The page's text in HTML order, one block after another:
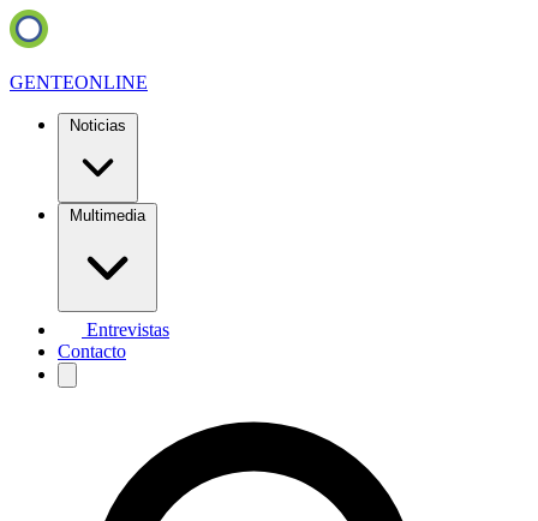
GENTEONLINE
Noticias
Multimedia
Entrevistas
Contacto